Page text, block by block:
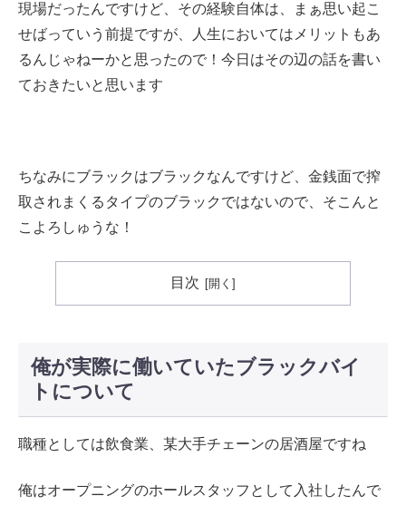
現場だったんですけど、その経験自体は、まぁ思い起こ
せばっていう前提ですが、人生においてはメリットもあ
るんじゃねーかと思ったので！今日はその辺の話を書い
ておきたいと思います
ちなみにブラックはブラックなんですけど、金銭面で搾
取されまくるタイプのブラックではないので、そこんと
こよろしゅうな！
目次
俺が実際に働いていたブラックバイ
トについて
職種としては飲食業、某大手チェーンの居酒屋ですね
俺はオープニングのホールスタッフとして入社したんで